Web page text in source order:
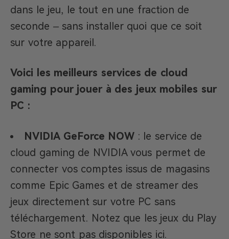
dans le jeu, le tout en une fraction de
seconde – sans installer quoi que ce soit
sur votre appareil.
Voici les meilleurs services de cloud
gaming pour jouer à des jeux mobiles sur
PC :
NVIDIA GeForce NOW : le service de
cloud gaming de NVIDIA vous permet de
connecter vos comptes issus de magasins
comme Epic Games et de streamer des
jeux directement sur votre PC sans
téléchargement. Notez que les jeux du Play
Store ne sont pas disponibles ici.